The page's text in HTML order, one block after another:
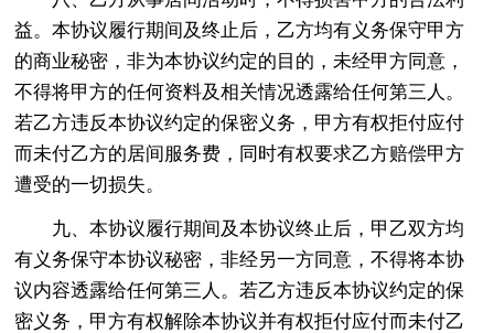
益。本协议履行期间及终止后，乙方均有义务保守甲方
的商业秘密，非为本协议约定的目的，未经甲方同意，
不得将甲方的任何资料及相关情况透露给任何第三人。
若乙方违反本协议约定的保密义务，甲方有权拒付应付
而未付乙方的居间服务费，同时有权要求乙方赔偿甲方
遭受的一切损失。
九、本协议履行期间及本协议终止后，甲乙双方均
有义务保守本协议秘密，非经另一方同意，不得将本协
议内容透露给任何第三人。若乙方违反本协议约定的保
密义务，甲方有权解除本协议并有权拒付应付而未付乙